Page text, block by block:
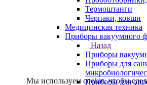
Термоштанги
Черпаки, ковши
Медицинская техника
Приборы вакуумного
Назад
Приборы
Приборы для
Приборы для
Мы используем cookie, чтобы